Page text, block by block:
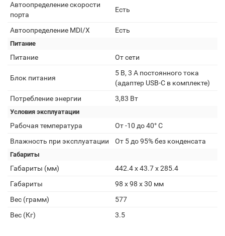
Автоопределение скорости
порта
Есть
Автоопределение MDI/X Есть
Питание
Питание От сети
Блок питания
5 В, 3 A постоянного тока
(адаптер USB-C в комплекте)
Потребление энергии
3,83 Вт
Условия эксплуатации
Рабочая температура
От -10 до 40° C
Влажность при эксплуатации
От 5 до 95% без конденсата
Габариты
Габариты (мм)
442.4 х 43.7 х 285.4
Габариты
98 х 98 х 30 мм
Вес (грамм)
577
Вес (Кг)
3.5